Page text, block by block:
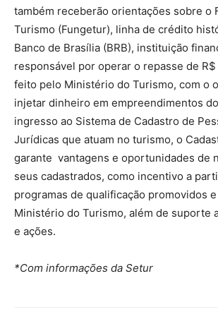
também receberão orientações sobre o
Turismo (Fungetur), linha de crédito
Banco de Brasília (BRB), instituição
responsável por operar o repasse de
feito pelo Ministério do Turismo, com o
injetar dinheiro em empreendimentos
ingresso ao Sistema de Cadastro de
Jurídicas que atuam no turismo, o
garante vantagens e oportunidades de
seus cadastrados, como incentivo a
programas de qualificação promovidos
Ministério do Turismo, além de suporte
e ações.
*Com informações da Setur